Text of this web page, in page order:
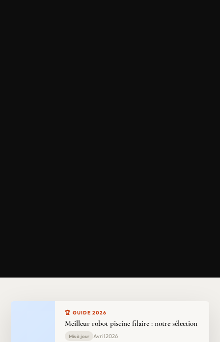
🏆 GUIDE 2026
Meilleur robot piscine filaire : notre sélection
Mis à jour Avril 2026